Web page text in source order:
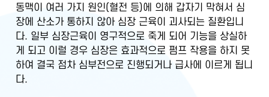
동맥이 여러 가지 원인(혈전 등)에 의해 갑자기 막혀서 심
장에 산소가 통하지 않아 심장 근육이 괴사되는 질환입니
다. 일부 심장근육이 영구적으로 죽게 되어 기능을 상실하
게 되고 이럴 경우 심장은 효과적으로 펌프 작용을 하지 못
하여 결국 점차 심부전으로 진행되거나 급사에 이르게 됩니
다.